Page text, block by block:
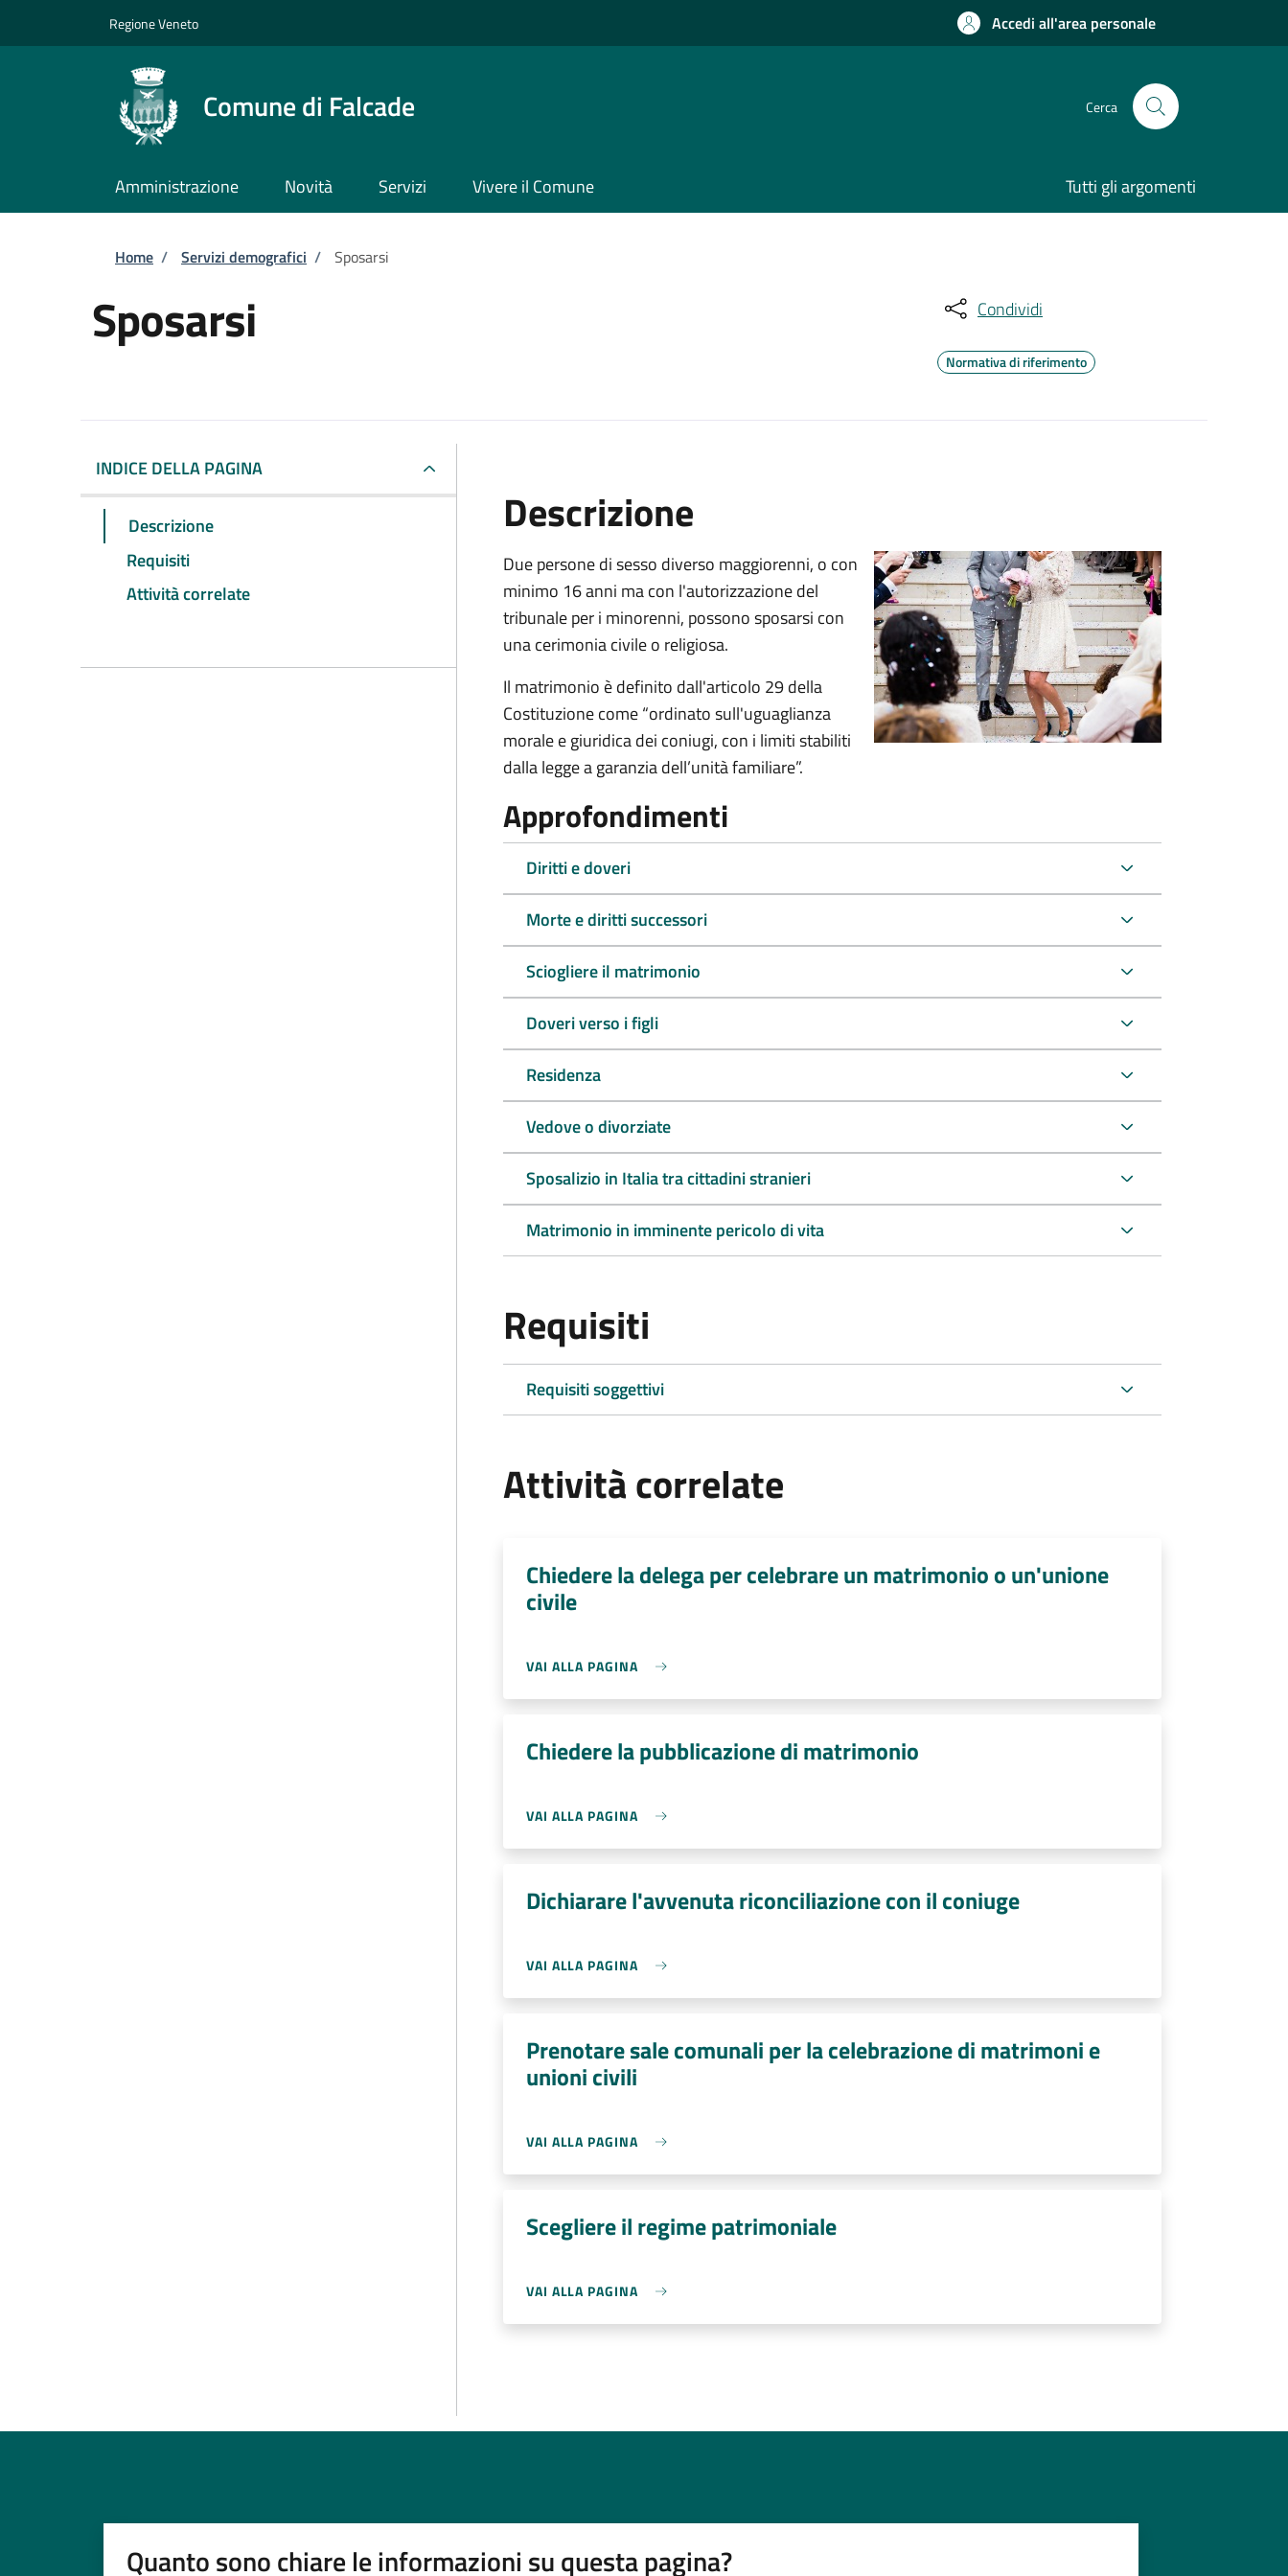
Regione Veneto Accedi all'area personale
Comune di Falcade Cerca
Amministrazione Novità Servizi Vivere il Comune Tutti gli argomenti
Briciole di pane
Home / Servizi demografici / Sposarsi
Sposarsi Condividi
Normativa di riferimento
INDICE DELLA PAGINA
Descrizione
Requisiti
Attività correlate
Descrizione
Due persone di sesso diverso maggiorenni, o con
minimo 16 anni ma con l'autorizzazione del
tribunale per i minorenni, possono sposarsi con
una cerimonia civile o religiosa.
Il matrimonio è definito dall'articolo 29 della
Costituzione come “ordinato sull'uguaglianza
morale e giuridica dei coniugi, con i limiti stabiliti
dalla legge a garanzia dell’unità familiare”.
Approfondimenti
Diritti e doveri
Morte e diritti successori
Sciogliere il matrimonio
Doveri verso i figli
Residenza
Vedove o divorziate
Sposalizio in Italia tra cittadini stranieri
Matrimonio in imminente pericolo di vita
Requisiti
Requisiti soggettivi
Attività correlate
Chiedere la delega per celebrare un matrimonio o un'unione
civile
VAI ALLA PAGINA
Chiedere la pubblicazione di matrimonio
VAI ALLA PAGINA
Dichiarare l'avvenuta riconciliazione con il coniuge
VAI ALLA PAGINA
Prenotare sale comunali per la celebrazione di matrimoni e
unioni civili
VAI ALLA PAGINA
Scegliere il regime patrimoniale
VAI ALLA PAGINA
Quanto sono chiare le informazioni su questa pagina?